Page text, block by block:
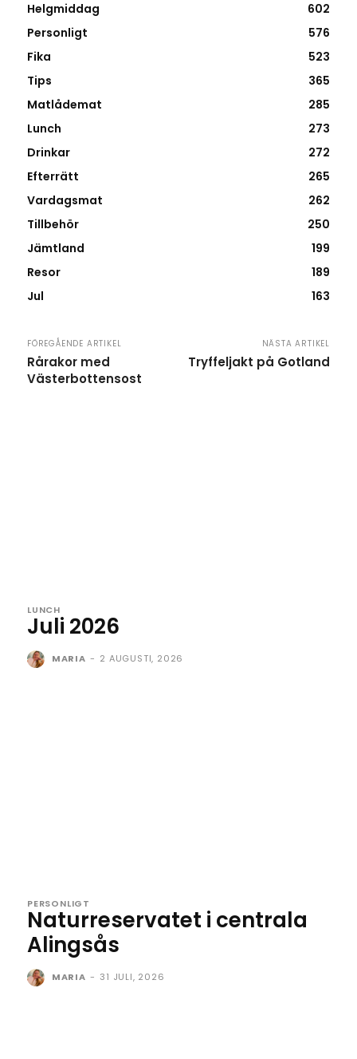
Helgmiddag
602
Personligt
576
Fika
523
Tips
365
Matlådemat
285
Lunch
273
Drinkar
272
Efterrätt
265
Vardagsmat
262
Tillbehör
250
Jämtland
199
Resor
189
Jul
163
FÖREGÅENDE ARTIKEL
Rårakor med
Västerbottensost
NÄSTA ARTIKEL
Tryffeljakt på Gotland
LUNCH
Juli 2026
MARIA - 2 AUGUSTI, 2026
PERSONLIGT
Naturreservatet i centrala
Alingsås
MARIA - 31 JULI, 2026